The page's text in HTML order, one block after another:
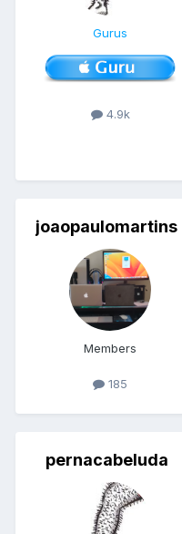
Gurus
4.9k
joaopaulomartins
Members
185
pernacabeluda